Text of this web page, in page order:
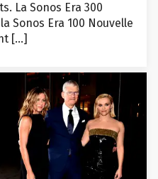
La Sonos Era 300
Sonos Era 100 Nouvelle
[…]